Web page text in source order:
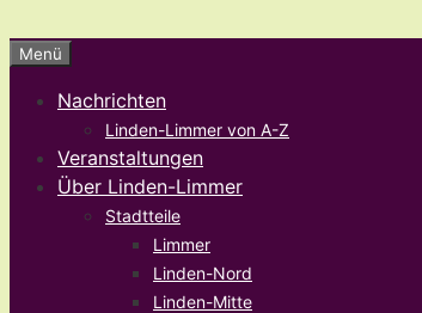
Menü
Nachrichten
Linden-Limmer von A-Z
Veranstaltungen
Über Linden-Limmer
Stadtteile
Limmer
Linden-Nord
Linden-Mitte